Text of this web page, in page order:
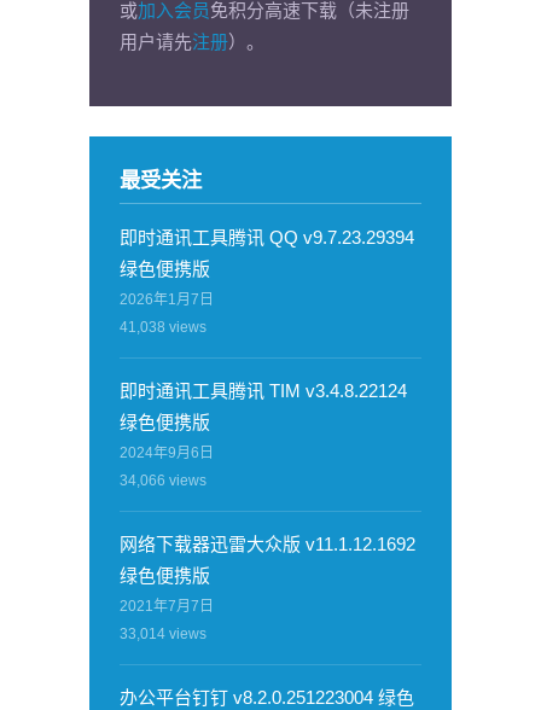
或加入会员免积分高速下载（未注册
用户请先注册）。
最受关注
即时通讯工具腾讯 QQ v9.7.23.29394
绿色便携版
2026年1月7日
41,038 views
即时通讯工具腾讯 TIM v3.4.8.22124
绿色便携版
2024年9月6日
34,066 views
网络下载器迅雷大众版 v11.1.12.1692
绿色便携版
2021年7月7日
33,014 views
办公平台钉钉 v8.2.0.251223004 绿色